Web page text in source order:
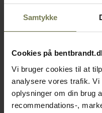
Samtykke
Cookies på
Vi bruger cookies til at
analysere vores trafik. Vi
oplysninger om din brug
recommendations-,